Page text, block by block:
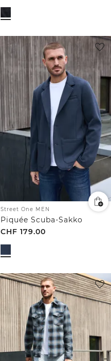
Street One MEN
Piquée Scuba-Sakko
CHF 179.00